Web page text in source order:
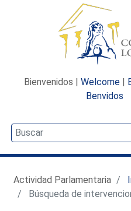
Bienvenidos | Welcome |
Benvidos
Actividad Parlamentaria
Búsqueda de